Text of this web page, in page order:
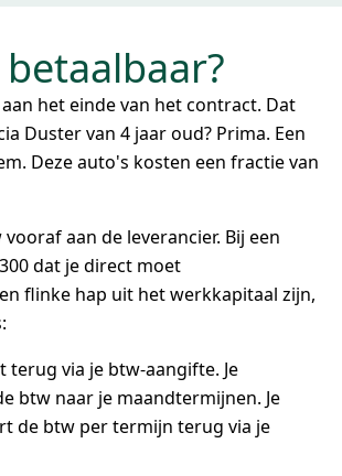
het einde van het contract. Dat
Duster van 4 jaar oud? Prima. Een
Deze auto's kosten een fractie van
aan de leverancier. Bij een
dat je direct moet
flinke hap uit het werkkapitaal zijn,
terug via je btw-aangifte. Je
btw naar je maandtermijnen. Je
de btw per termijn terug via je